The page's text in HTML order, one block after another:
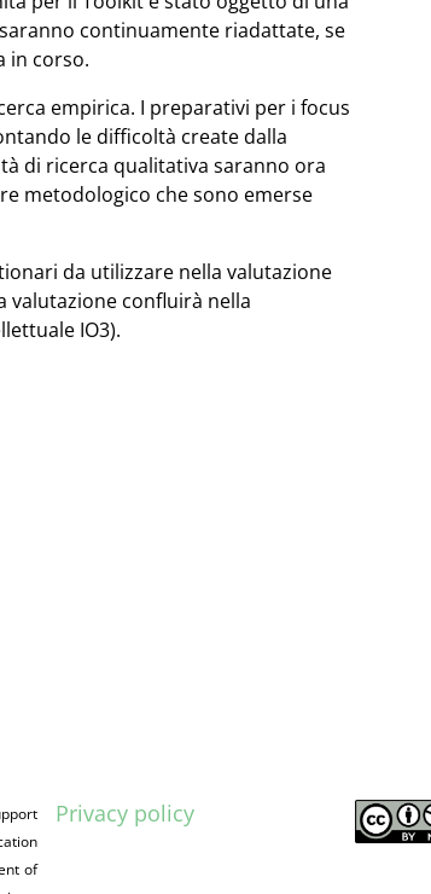
continuamente riadattate, se
in corso.
empirica. I preparativi per i focus
le difficoltà create dalla
di ricerca qualitativa saranno ora
metodologico che sono emerse
da utilizzare nella valutazione
valutazione confluirà nella
IO3).
of
Privacy policy